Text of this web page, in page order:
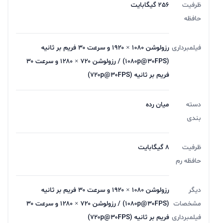
ظرفیت
حافظه
256 گیگابایت
فیلمبرداری
رزولوشن ۱۰۸۰ × ۱۹۲۰ و سرعت ۳۰ فریم بر ثانیه
(۱۰۸۰p@۳۰FPS) / رزولوشن ۷۲۰ × ۱۲۸۰ و سرعت ۳۰
فریم بر ثانیه (۷۲۰p@۳۰FPS)
دسته
بندی
میان رده
ظرفیت
حافظه رم
8 گیگابایت
دیگر
مشخصات
فیلمبرداری
رزولوشن ۱۰۸۰ × ۱۹۲۰ و سرعت ۳۰ فریم بر ثانیه
(۱۰۸۰p@۳۰FPS) / رزولوشن ۷۲۰ × ۱۲۸۰ و سرعت ۳۰
فریم بر ثانیه (۷۲۰p@۳۰FPS)